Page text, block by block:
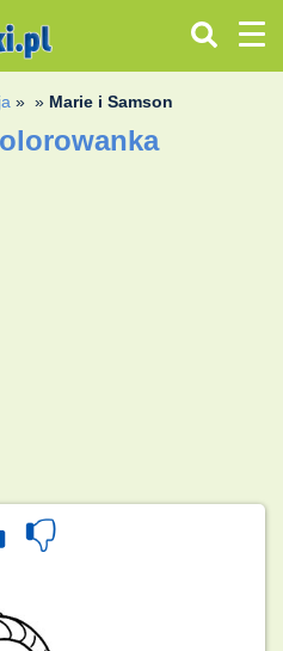
» » Marie i Samson